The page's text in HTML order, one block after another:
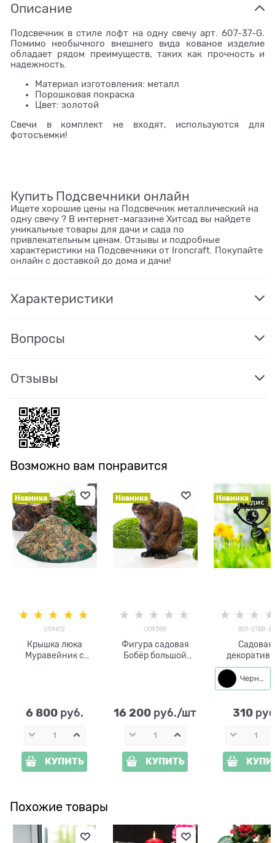
Описание
Подсвечник в стиле лофт на одну свечу арт. 607-37-G.
Помимо необычного внешнего вида кованое изделие
обладает рядом преимуществ, таких как прочность и
надежность.
Материал изготовления: металл
Порошковая покраска
Цвет: золотой
Свечи в комплект не входят, используются для
фотосъемки!
Купить Подсвечники онлайн
Ищете хорошие цены на Подсвечник металлический на
одну свечу ? В интернет-магазине Хитсад вы найдете
уникальные товары для дачи и сада по
привлекательным ценам. Отзывы и подробные
характеристики на Подсвечники от Ironcraft. Покупайте
онлайн с доставкой до дома и дачи!
Характеристики
Вопросы
Отзывы
Возможно вам понравится
Новинка
U09412
Крышка люка
Муравейник с
6 800 руб.
КУПИТЬ
Новинка
U09388
Фигура садовая
Бобёр большой
16 200 руб./шт
КУПИТЬ
Новинка
801-278R-B
Садовая
разборная
Муравей и
801-278R
Черный
310
Похожие товары